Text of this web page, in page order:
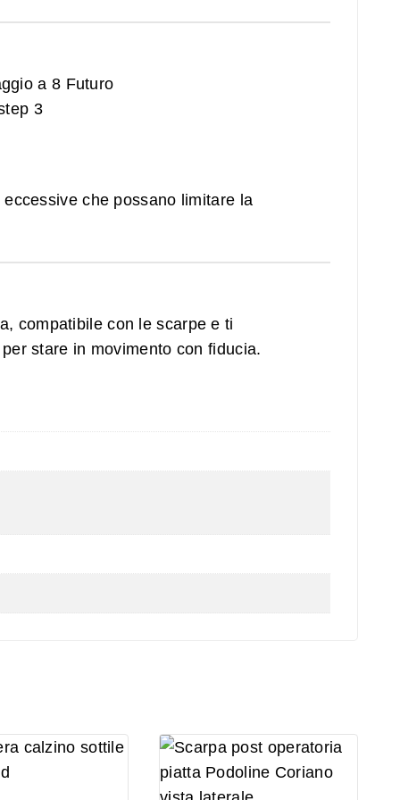
che possano limitare la
compatibile con le scarpe e ti
stare in movimento con fiducia.